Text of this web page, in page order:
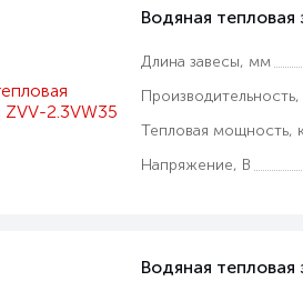
Водяная тепловая
Длина завесы, мм
Тепловая мощность,
Напряжение, В
Водяная